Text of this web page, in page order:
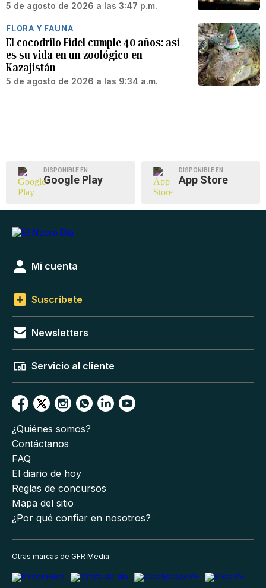
5 de agosto de 2026 a las 3:47 p.m.
FLORA Y FAUNA
El cocodrilo Fidel cumple 40 años: así
es su vida en un zoológico en
Kazajistán
5 de agosto de 2026 a las 9:34 a.m.
DISPONIBLE EN
Google Play
DISPONIBLE EN
App Store
Mi cuenta
Suscríbete
Newsletters
Servicio al cliente
¿Quiénes somos?
Contáctanos
FAQ
El diario de hoy
Reglas de concursos
Mapa del sitio
¿Por qué confiar en nosotros?
Otras marcas de GFR Media